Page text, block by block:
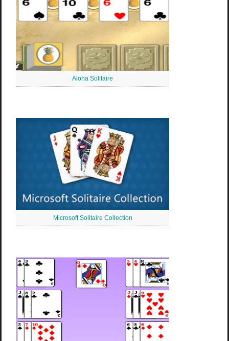
Aloha Solitaire
Microsoft Solitaire Collection